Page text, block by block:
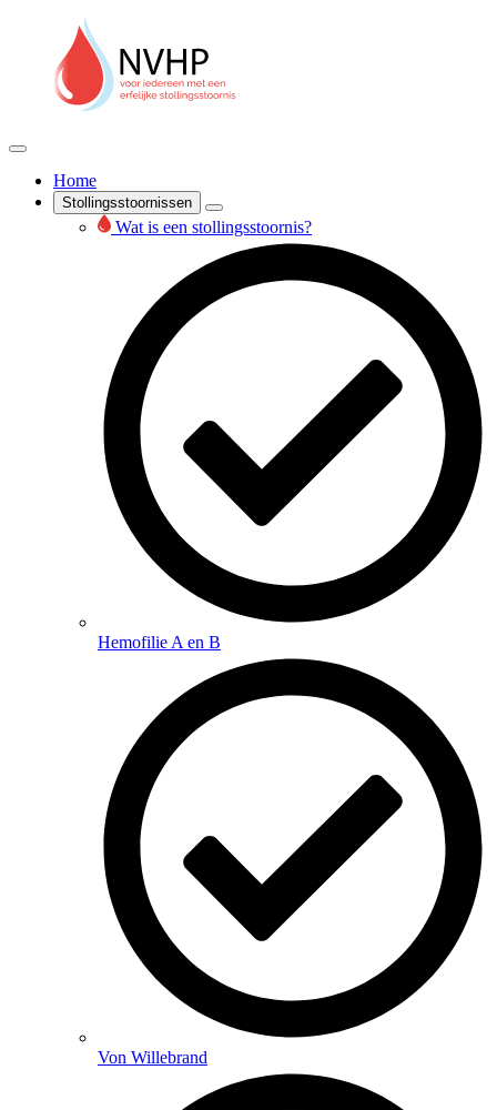
Home
Stollingsstoornissen
Wat is een stollingsstoornis?
Hemofilie A en B
Von Willebrand